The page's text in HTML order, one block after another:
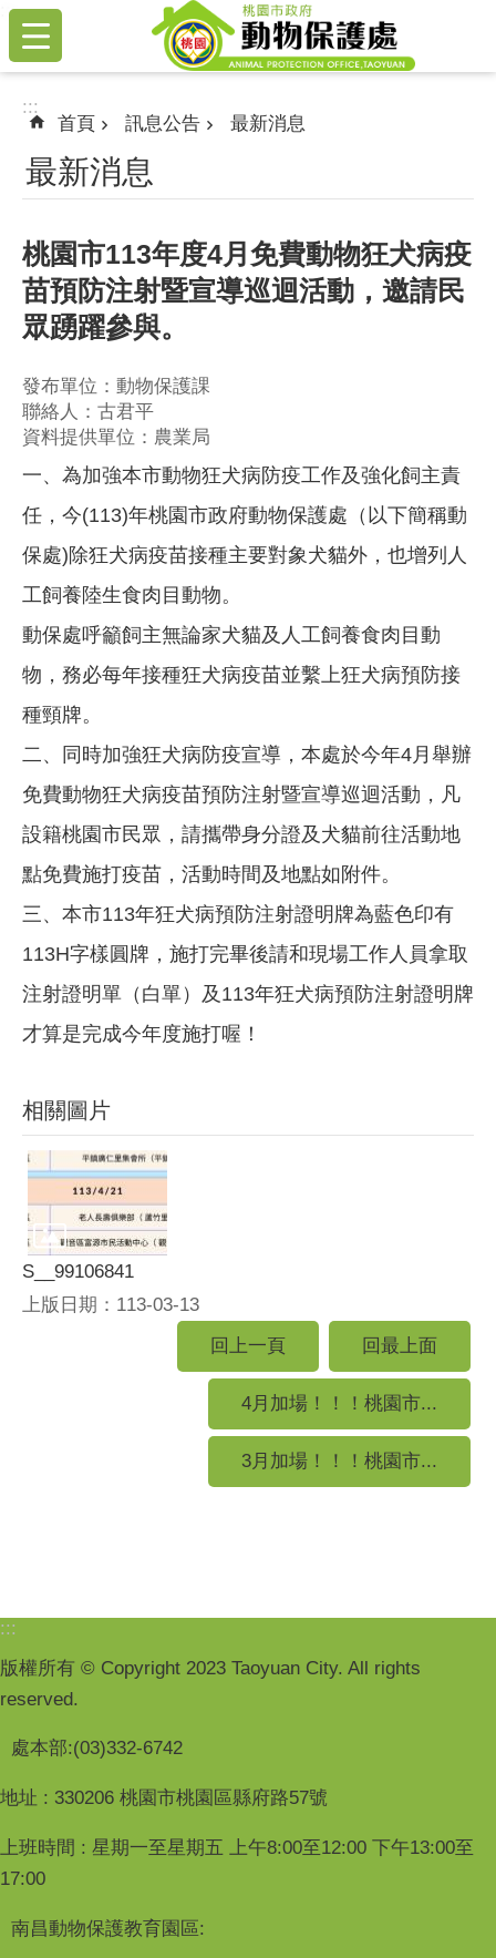
跳到主要內容區塊
:::
:::
首頁 訊息公告 最新消息
最新消息
桃園市113年度4月免費動物狂犬病疫
苗預防注射暨宣導巡迴活動，邀請民
眾踴躍參與。
發布單位：動物保護課
聯絡人：古君平
資料提供單位：農業局
一、為加強本市動物狂犬病防疫工作及強化飼主責
任，今(113)年桃園市政府動物保護處（以下簡稱動
保處)除狂犬病疫苗接種主要對象犬貓外，也增列人
工飼養陸生食肉目動物。
動保處呼籲飼主無論家犬貓及人工飼養食肉目動
物，務必每年接種狂犬病疫苗並繫上狂犬病預防接
種頸牌。
二、同時加強狂犬病防疫宣導，本處於今年4月舉辦
免費動物狂犬病疫苗預防注射暨宣導巡迴活動，凡
設籍桃園市民眾，請攜帶身分證及犬貓前往活動地
點免費施打疫苗，活動時間及地點如附件。
三、 本市113年狂犬病預防注射證明牌為藍色印有
113H字樣圓牌，施打完畢後請和現場工作人員拿取
注射證明單（白單）及113年狂犬病預防注射證明牌
才算是完成今年度施打喔！
相關圖片
S__99106841
上版日期：113-03-13
回上一頁
回最上面
4月加場！！！桃園市...
3月加場！！！桃園市...
:::
版權所有 © Copyright 2023 Taoyuan City. All rights
reserved.
處本部:(03)332-6742
地址 : 330206 桃園市桃園區縣府路57號
上班時間 : 星期一至星期五 上午8:00至12:00 下午13:00至
17:00
南昌動物保護教育園區: